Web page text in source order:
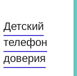
Детский
телефон
доверия